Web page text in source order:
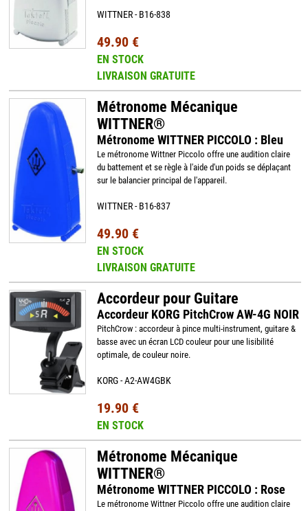
WITTNER - B16-838
49.90 €
EN STOCK
LIVRAISON GRATUITE
Métronome Mécanique
WITTNER®
Métronome WITTNER PICCOLO : Bleu
Le métronome Wittner Piccolo offre une audition claire
du battement et se règle à l'aide d'un poids se déplaçant
sur le balancier principal de l'appareil.
WITTNER - B16-837
49.90 €
EN STOCK
LIVRAISON GRATUITE
Accordeur pour Guitare
Accordeur KORG PitchCrow AW-4G NOIR
PitchCrow : accordeur à pince multi-instrument, guitare &
basse avec un écran LCD couleur pour une lisibilité
optimale, de couleur noire.
KORG - A2-AW4GBK
19.90 €
EN STOCK
Métronome Mécanique
WITTNER®
Métronome WITTNER PICCOLO : Rose
Le métronome Wittner Piccolo offre une audition claire